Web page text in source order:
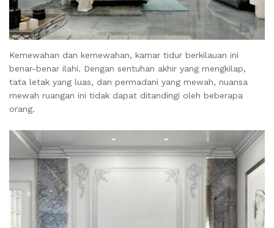
Kemewahan dan kemewahan, kamar tidur berkilauan ini
benar-benar ilahi. Dengan sentuhan akhir yang mengkilap,
tata letak yang luas, dan permadani yang mewah, nuansa
mewah ruangan ini tidak dapat ditandingi oleh beberapa
orang.